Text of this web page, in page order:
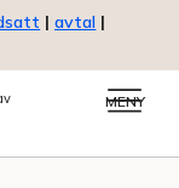
| avtal |
MENY